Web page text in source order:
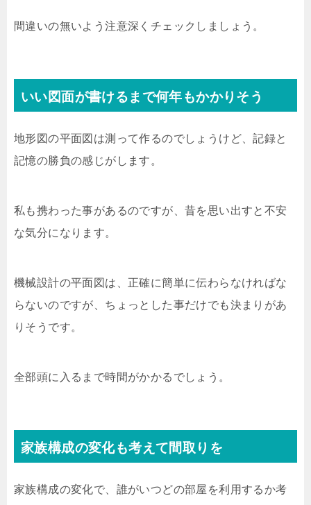
間違いの無いよう注意深くチェックしましょう。
いい図面が書けるまで何年もかかりそう
地形図の平面図は測って作るのでしょうけど、記録と
記憶の勝負の感じがします。
私も携わった事があるのですが、昔を思い出すと不安
な気分になります。
機械設計の平面図は、正確に簡単に伝わらなければな
らないのですが、ちょっとした事だけでも決まりがあ
りそうです。
全部頭に入るまで時間がかかるでしょう。
家族構成の変化も考えて間取りを
家族構成の変化で、誰がいつどの部屋を利用するか考